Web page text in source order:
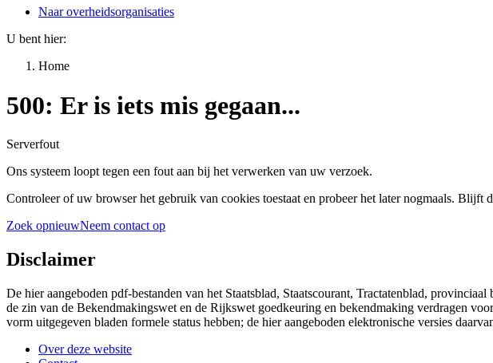
Naar overheidsorganisaties
U bent hier:
Home
500: Er is iets mis gegaan...
Serverfout
Ons systeem loopt tegen een fout aan bij het verwerken van uw verzoek.
Controleer of uw browser het gebruik van cookies toestaat en probeer het later nogmaals.
Zoek opnieuwNeem contact op
Disclaimer
De hier aangeboden pdf-bestanden van het Staatsblad, Staatscourant, Tractatenblad,
de zin van de Bekendmakingswet en de Rijkswet goedkeuring en bekendmaking verdragen
vorm uitgegeven bladen formele status hebben; de hier aangeboden elektronische versies
Over deze website